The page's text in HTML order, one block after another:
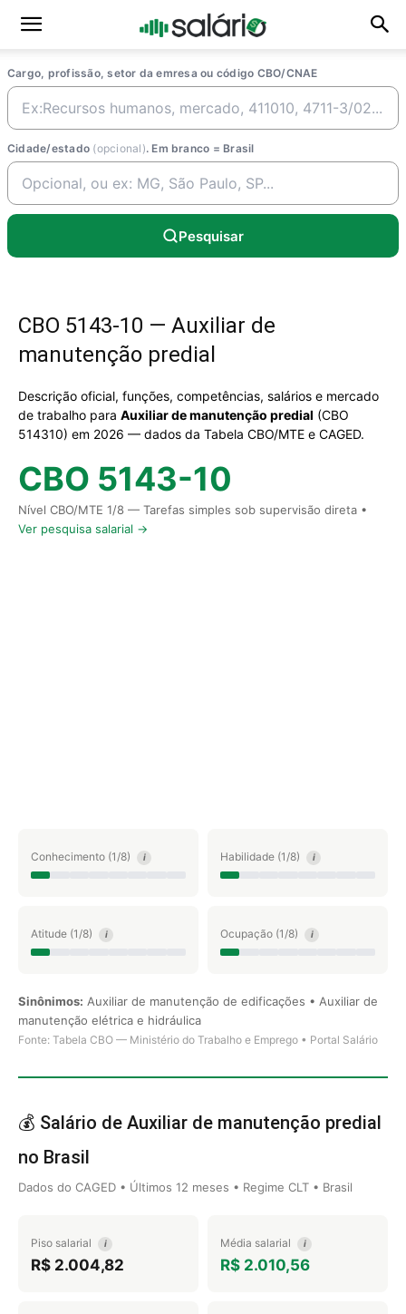
Cargo, profissão, setor da emresa ou código CBO/CNAE
Cidade/estado (opcional). Em branco = Brasil
Pesquisar
CBO 5143-10 — Auxiliar de
manutenção predial
Descrição oficial, funções, competências, salários e mercado
de trabalho para Auxiliar de manutenção predial (CBO
514310) em 2026 — dados da Tabela CBO/MTE e CAGED.
CBO 5143-10
Nível CBO/MTE 1/8 — Tarefas simples sob supervisão direta •
Ver pesquisa salarial →
Conhecimento (1/8) i Habilidade (1/8) i
Atitude (1/8) i Ocupação (1/8) i
Sinônimos: Auxiliar de manutenção de edificações • Auxiliar de
manutenção elétrica e hidráulica
Fonte: Tabela CBO — Ministério do Trabalho e Emprego • Portal Salário
💰 Salário de Auxiliar de manutenção predial
no Brasil
Dados do CAGED • Últimos 12 meses • Regime CLT • Brasil
Piso salarial i
R$ 2.004,82
Média salarial i
R$ 2.010,56